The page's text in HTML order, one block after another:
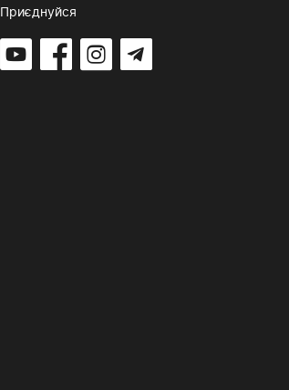
Приєднуйся